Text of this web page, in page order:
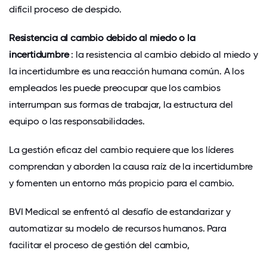
difícil proceso de despido.
Resistencia al cambio debido al miedo o la
incertidumbre : la resistencia al cambio debido al miedo y
la incertidumbre es una reacción humana común. A los
empleados les puede preocupar que los cambios
interrumpan sus formas de trabajar, la estructura del
equipo o las responsabilidades.
La gestión eficaz del cambio requiere que los líderes
comprendan y aborden la causa raíz de la incertidumbre
y fomenten un entorno más propicio para el cambio.
BVI Medical se enfrentó al desafío de estandarizar y
automatizar su modelo de recursos humanos. Para
facilitar el proceso de gestión del cambio,